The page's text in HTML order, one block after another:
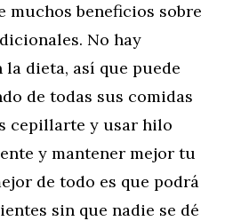
muchos beneficios sobre
No hay
dieta, así que puede
de todas sus comidas
cepillarte y usar hilo
y mantener mejor tu
de todo es que podrá
sin que nadie se dé